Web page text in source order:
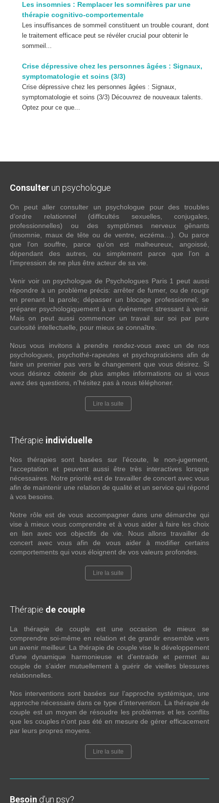
Les insomnies : Remplacer les somnifères par une
thérapie cognitivo-comportementale
Les insuffisances de sommeil constituent un trouble courant, dont
le traitement efficace peut se révéler crucial pour obtenir le
sommeil...
Crise dépressive chez les personnes âgées : Signaux,
symptomatologie et soins (3/3)
Crise dépressive chez les personnes âgées : Signaux,
symptomatologie et soins (3/3) Découvrez de nouveaux talents.
Optez pour ce que...
Consulter un psychologue
On peut aller consulter un psychologue pour des troubles
d’ordre relationnel (difficultés sexuelles, conjugales,
professionnelles) ou des symptômes nerveux gênants
(insomnie, maux de tête ou de ventre, eczéma…). Ou parce
que l’on souffre, parce qu’on est malheureux, angoissé,
dépendant des autres, ou simplement parce que l’on a
l’impression de ne plus être acteur de sa vie.
Venir voir un psychologue de Psychologues Paris 1 peut aussi
répondre à un problème précis: arrêter de fumer, ou de rougir
en prenant la parole; dépasser un blocage professionnel; se
préparer psychologiquement à un événement stressant à venir.
Mais on peut aussi commencer un travail sur soi par pure
curiosité intellectuelle, pour mieux se connaître.
Nous vous invitons à prendre rendez-vous avec un de nos
psychologues, psychothé-rapeutes et psychopraticiens afin de
faire un premier pas vers le changement que vous désirez. Si
vous désirez obtenir de plus amples informations ou si vous
avez des questions, n’hésitez pas à nous téléphoner.
Lire la suite
Thérapie individuelle
Nos thérapies sont basées sur l’écoute, le non-jugement,
l’acceptation et peuvent aussi être très interactives lorsque
nécessaires. Notre priorité est de travailler de concert avec vous
afin de maintenir une relation de qualité et un service qui répond
à vos besoins.
Notre rôle est de vous accompagner dans une démarche qui
vise à mieux vous comprendre et à vous aider à faire les choix
en lien avec vos objectifs de vie. Nous allons travailler de
concert avec vous afin de vous aider à modifier certains
comportements qui vous éloignent de vos valeurs profondes.
Lire la suite
Thérapie de couple
La thérapie de couple est une occasion de mieux se
comprendre soi-même en relation et de grandir ensemble vers
un avenir meilleur. La thérapie de couple vise le développement
d’une dynamique harmonieuse et d’entraide et permet au
couple de s’aider mutuellement à guérir de vieilles blessures
relationnelles.
Nos interventions sont basées sur l’approche systémique, une
approche nécessaire dans ce type d’intervention. La thérapie de
couple est un moyen de résoudre les problèmes et les conflits
que les couples n’ont pas été en mesure de gérer efficacement
par leurs propres moyens.
Lire la suite
Besoin d’un psy?